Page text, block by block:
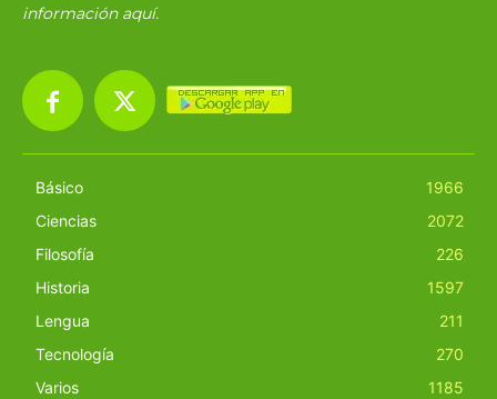
información aquí.
Básico
1966
Ciencias
2072
Filosofía
226
Historia
1597
Lengua
211
Tecnología
270
Varios
1185